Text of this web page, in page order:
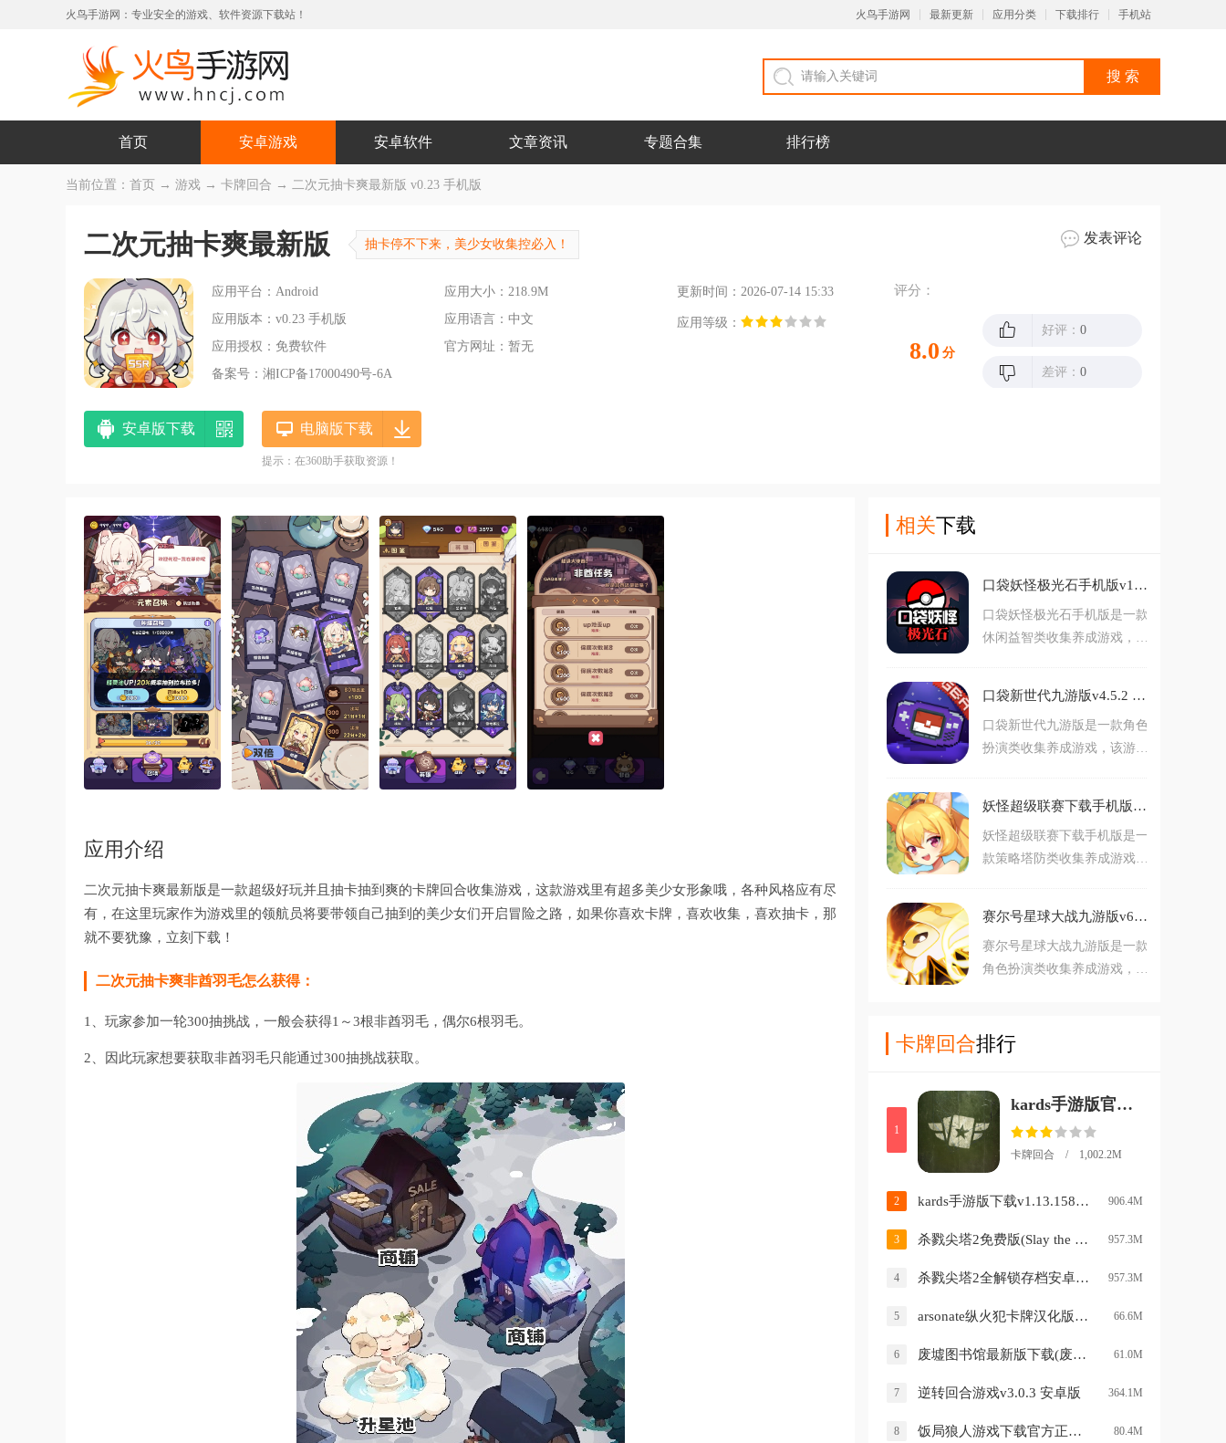
火鸟手游网：专业安全的游戏、软件资源下载站！ 火鸟手游网 最新更新 应用分类 下载排行 手机站
首页 安卓游戏 安卓软件 文章资讯 专题合集 排行榜
当前位置： 首页 → 游戏 → 卡牌回合 → 二次元抽卡爽最新版 v0.23 手机版
二次元抽卡爽最新版 抽卡停不下来，美少女收集控必入！ 发表评论
应用平台：Android 应用大小：218.9M
更新时间：2026-07-14 15:33
应用版本：v0.23 手机版
应用语言：中文
应用等级：
应用授权：免费软件
官方网址：暂无
备案号：湘ICP备17000490号-6A
评分：
8.0 分
好评： 0
差评： 0
安卓版下载 电脑版下载
提示：在360助手获取资源！
应用介绍
二次元抽卡爽最新版是一款超级好玩并且抽卡抽到爽的卡牌回合收集游戏，这款游戏里有超多美少女形象哦，各种风格应有尽
有，在这里玩家作为游戏里的领航员将要带领自己抽到的美少女们开启冒险之路，如果你喜欢卡牌，喜欢收集，喜欢抽卡，那
就不要犹豫，立刻下载！
二次元抽卡爽非酋羽毛怎么获得：
1、玩家参加一轮300抽挑战，一般会获得1～3根非酋羽毛，偶尔6根羽毛。
2、因此玩家想要获取非酋羽毛只能通过300抽挑战获取。
相关下载
口袋妖怪极光石手机版v1.6.2 最新版
口袋妖怪极光石手机版是一款
休闲益智类收集养成游戏，游
界，你可以在这个世界展开一
场奇幻冒险，一路上你可以收
集各种精灵宝可梦，结识伙
的宝可梦训练师。对此款游戏
点击下载开始游玩吧。
口袋新世代九游版v4.5.2 最新版
口袋新世代九游版是一款角色
扮演类收集养成游戏，该游戏
可以在这片世界中自由探索，
收集各种不同的精灵宠物，根
据它们的属性和玩法自由搭配
对此款游戏感兴趣的玩家不要
吧。
妖怪超级联赛下载手机版v1.0.241120042 最新版
妖怪超级联赛下载手机版是一
款策略塔防类收集养成游戏，
星兽，你需要更具不同星兽的
属性来合理制定阵容，最终打
败强大的敌人。对此款游戏感
赛尔号星球大战九游版v6.6 最新版
赛尔号星球大战九游版是一款
角色扮演类收集养成游戏，该
由探索，你可以收集各种宠物
各种不同的小玩法，对此款游
戏感兴趣的玩家不要错过，赶
紧点击下载开始游玩吧。
卡牌回合排行
1
kards手游版官方下载渠道v1.48.24871 安卓版
卡牌回合 / 1,002.2M
2 kards手游版下载v1.13.15890 最新版 906.4M
3 杀戮尖塔2免费版(Slay the Spire 2)v0.103.2 中文版 957.3M
4 杀戮尖塔2全解锁存档安卓版(Slay the Spire 2)v0.103.2 中文版 957.3M
5 arsonate纵火犯卡牌汉化版v1.1.1 手机版 66.6M
6 废墟图书馆最新版下载(废墟读书馆)v1.1 安卓版 61.0M
7 逆转回合游戏v3.0.3 安卓版 364.1M
8 饭局狼人游戏下载官方正版v4.2.0 最新版 80.4M